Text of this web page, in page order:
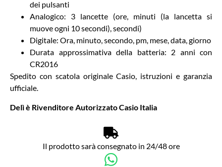
dei pulsanti
Analogico: 3 lancette (ore, minuti (la lancetta si
muove ogni 10 secondi), secondi)
Digitale: Ora, minuto, secondo, pm, mese, data, giorno
Durata approssimativa della batteria: 2 anni con
CR2016
Spedito con scatola originale Casio, istruzioni e garanzia
ufficiale.
Delì è Rivenditore Autorizzato Casio Italia
Il prodotto sarà consegnato in 24/48 ore